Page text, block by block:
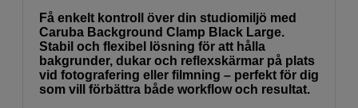
Få enkelt kontroll över din studiomiljö med
Caruba Background Clamp Black Large.
Stabil och flexibel lösning för att hålla
bakgrunder, dukar och reflexskärmar på plats
vid fotografering eller filmning – perfekt för dig
som vill förbättra både workflow och resultat.